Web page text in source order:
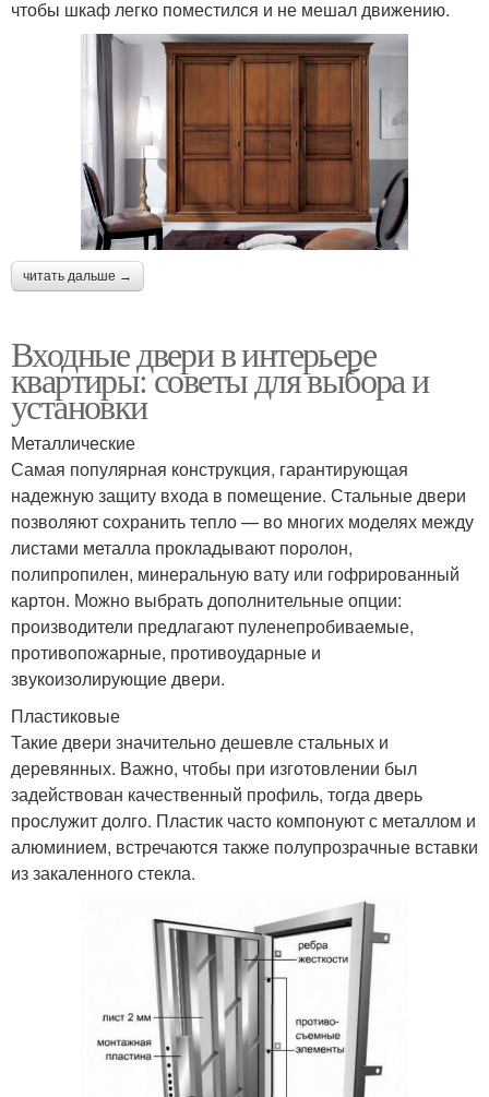
чтобы шкаф легко поместился и не мешал движению.
читать дальше →
Входные двери в интерьере
квартиры: советы для выбора и
установки
Металлические
Самая популярная конструкция, гарантирующая
надежную защиту входа в помещение. Стальные двери
позволяют сохранить тепло — во многих моделях между
листами металла прокладывают поролон,
полипропилен, минеральную вату или гофрированный
картон. Можно выбрать дополнительные опции:
производители предлагают пуленепробиваемые,
противопожарные, противоударные и
звукоизолирующие двери.
Пластиковые
Такие двери значительно дешевле стальных и
деревянных. Важно, чтобы при изготовлении был
задействован качественный профиль, тогда дверь
прослужит долго. Пластик часто компонуют с металлом и
алюминием, встречаются также полупрозрачные вставки
из закаленного стекла.